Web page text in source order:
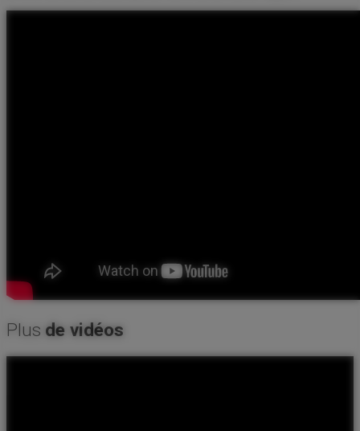
Plus de vidéos